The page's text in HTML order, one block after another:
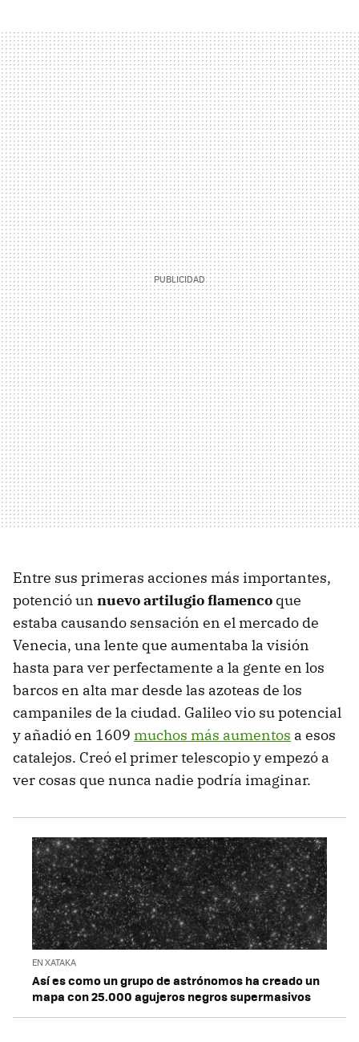
Entre sus primeras acciones más importantes,
potenció un nuevo artilugio flamenco que
estaba causando sensación en el mercado de
Venecia, una lente que aumentaba la visión
hasta para ver perfectamente a la gente en los
barcos en alta mar desde las azoteas de los
campaniles de la ciudad. Galileo vio su potencial
y añadió en 1609 muchos más aumentos a esos
catalejos. Creó el primer telescopio y empezó a
ver cosas que nunca nadie podría imaginar.
EN XATAKA
Así es como un grupo de astrónomos ha creado un
mapa con 25.000 agujeros negros supermasivos